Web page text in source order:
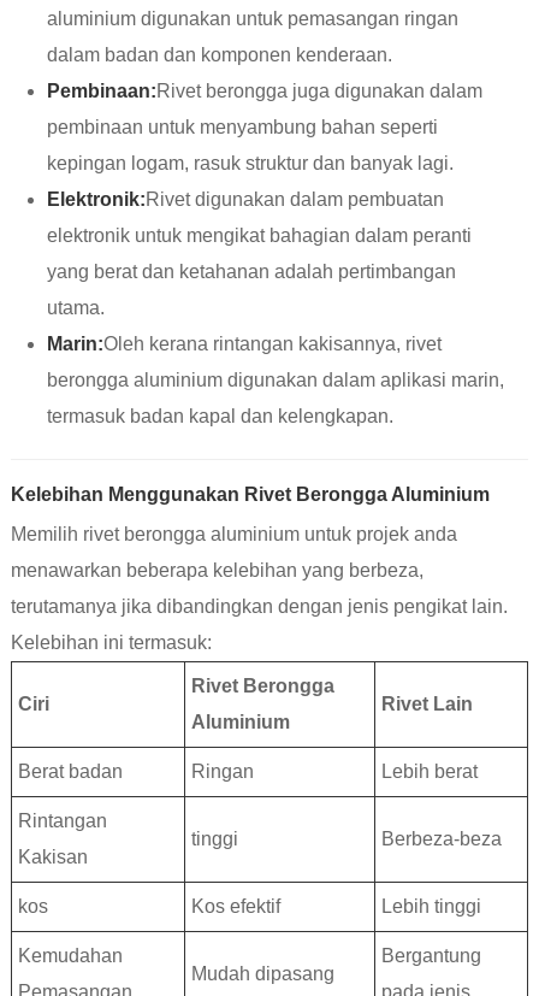
aluminium digunakan untuk pemasangan ringan
dalam badan dan komponen kenderaan.
Pembinaan:Rivet berongga juga digunakan dalam
pembinaan untuk menyambung bahan seperti
kepingan logam, rasuk struktur dan banyak lagi.
Elektronik:Rivet digunakan dalam pembuatan
elektronik untuk mengikat bahagian dalam peranti
yang berat dan ketahanan adalah pertimbangan
utama.
Marin:Oleh kerana rintangan kakisannya, rivet
berongga aluminium digunakan dalam aplikasi marin,
termasuk badan kapal dan kelengkapan.
Kelebihan Menggunakan Rivet Berongga Aluminium
Memilih rivet berongga aluminium untuk projek anda
menawarkan beberapa kelebihan yang berbeza,
terutamanya jika dibandingkan dengan jenis pengikat lain.
Kelebihan ini termasuk:
Ciri
Rivet Berongga
Aluminium
Rivet Lain
Berat badan Ringan Lebih berat
Rintangan
Kakisan
tinggi Berbeza-beza
kos Kos efektif Lebih tinggi
Kemudahan
Mudah dipasang
Bergantung